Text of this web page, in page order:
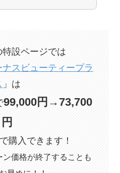
設ページでは
スビューティープラ
」は
99,000円→73,700
円
購入できます！
価格が終了することも